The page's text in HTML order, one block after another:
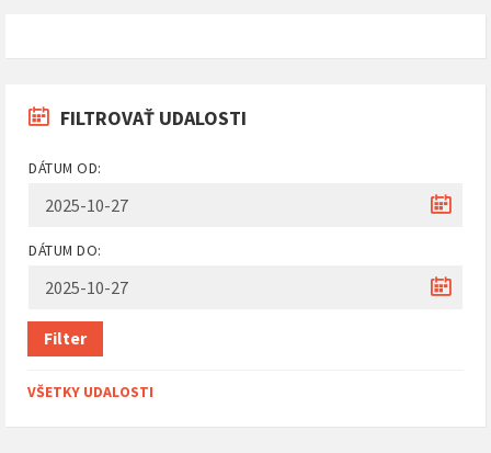
FILTROVAŤ UDALOSTI
DÁTUM OD:
DÁTUM DO:
Filter
VŠETKY UDALOSTI